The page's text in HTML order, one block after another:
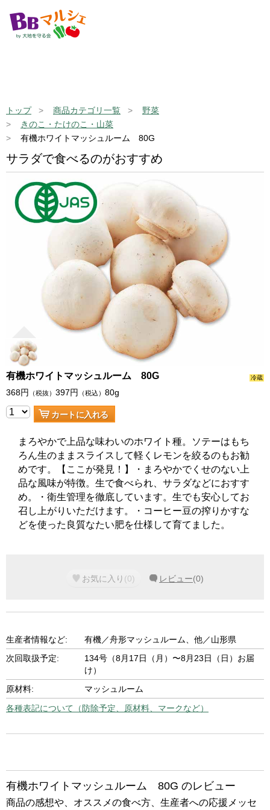
トップ 商品カテゴリ一覧
野菜
きのこ・たけのこ・山菜
有機ホワイトマッシュルーム 80G
サラダで食べるのがおすすめ
有機ホワイトマッシュルーム 80G 冷蔵
368円 （税抜） 397円 （税込） 80g
カートに入れる
まろやかで上品な味わいのホワイト種。ソテーはもち
ろん生のままスライスして軽くレモンを絞るのもお勧
めです。【ここが発見！】・まろやかでくせのない上
品な風味が特徴。生で食べられ、サラダなどにおすす
め。・衛生管理を徹底しています。生でも安心してお
召し上がりいただけます。・コーヒー豆の搾りかすな
どを使った良質なたい肥を仕様して育てました。
お気に入り (0) レビュー(0)
生産者情報など:
有機／舟形マッシュルーム、他／山形県
次回取扱予定:
134号（8月17日（月）〜8月23日（日）お届
け）
原材料:
マッシュルーム
各種表記について（防除予定、原材料、マークなど）
有機ホワイトマッシュルーム 80G のレビュー
商品の感想や、オススメの食べ方、生産者への応援メッセ